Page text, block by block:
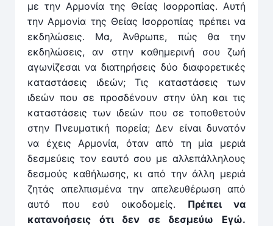
με την Αρμονία της Θείας Ισορροπίας. Αυτή
την Αρμο­νία της Θείας Ισορροπίας πρέ­πει να
εκδηλώσεις. Μα, Άν­θρωπε, πώς θα την
εκδηλώσεις, αν στην καθημερινή σου ζωή
αγωνίζεσαι να διατηρήσεις δύο διαφορετικές
καταστάσεις ιδεών; Τις καταστάσεις των
ιδεών που σε προσ­δένουν στην ύλη και τις
καταστάσεις των ιδεών που σε το­ποθετούν
στην Πνευματική πορεία; Δεν είναι δυνατόν
να έχεις Αρμονία, όταν από τη μία μεριά
δεσμεύεις τον εαυτό σου με αλλεπάλληλους
δεσμούς καθήλωσης, κι από την άλλη μεριά
ζητάς απελπισμένα την απελευθέρωση από
αυτό που εσύ οικοδομείς. Πρέπει να
κατανοήσεις ότι δεν σε δεσμεύω Εγώ.